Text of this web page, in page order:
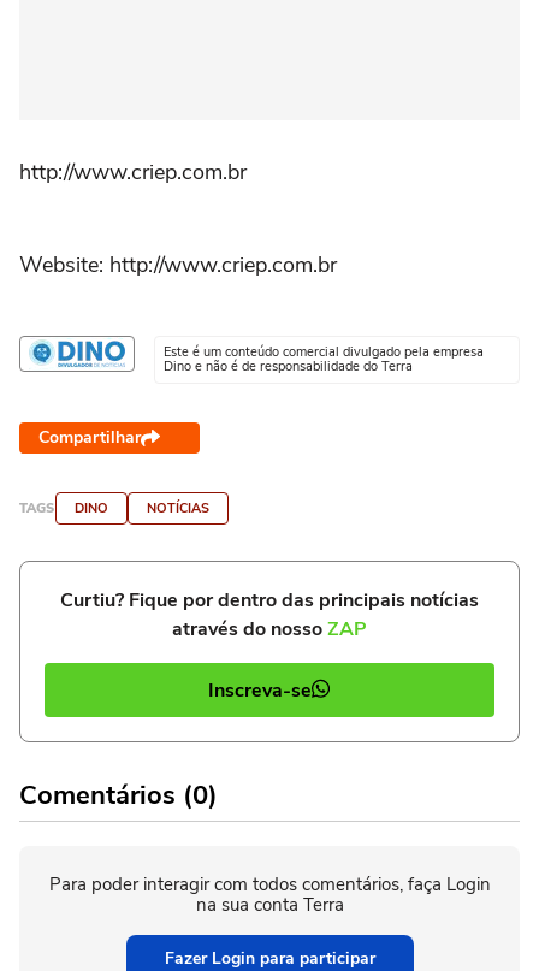
http://www.criep.com.br
Website: http://www.criep.com.br
Este é um conteúdo comercial divulgado pela empresa
Dino e não é de responsabilidade do Terra
Compartilhar
TAGS DINO NOTÍCIAS
Curtiu? Fique por dentro das principais notícias
através do nossoZAP
Inscreva-se
Comentários (0)
Para poder interagir com todos comentários, faça Login
na sua conta Terra
Fazer Login para participar